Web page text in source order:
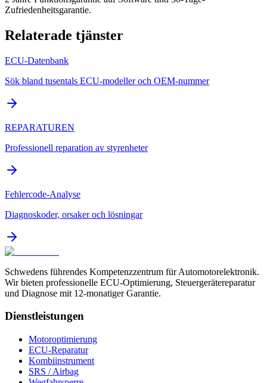
Zufriedenheitsgarantie.
Relaterade tjänster
ECU-Datenbank
Sök bland tusentals ECU-modeller och OEM-nummer
REPARATUREN
Professionell reparation av styrenheter
Fehlercode-Analyse
Diagnoskoder, orsaker och lösningar
Schwedens führendes Kompetenzzentrum für Automotorelektronik.
Wir bieten professionelle ECU-Optimierung, Steuergerätereparatur
und Diagnose mit 12-monatiger Garantie.
Dienstleistungen
Motoroptimierung
ECU-Reparatur
Kombiinstrument
SRS / Airbag